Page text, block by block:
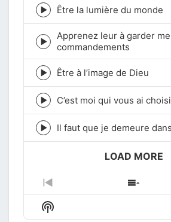
icon
Episode
play
icon
Être la lumière du monde
Episode
play
icon
Apprenez leur à garder
commandements
Episode
play
icon
Être à l’image de Dieu
Episode
play
icon
C’est moi qui vous ai
Episode
play
Il faut que je demeure
LOAD MORE
Previous
Episode
Show
Show
Podcast